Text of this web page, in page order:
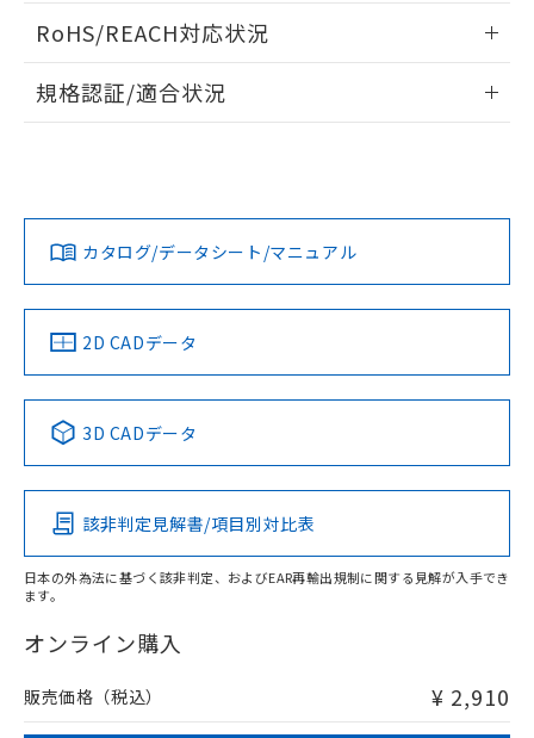
ドすることができます。
ログイン/会員登録
ダウンロードデータをご利用いただく前に、以下を必ずお読
みください。
ソフトウェアの使用条件
RoHS/REACH対応状況
EU RoHS 注意事項・凡例
対応済み
中国 RoHS 注意事項・凡例
Pb Hg Cd Cr(VI)
O
在庫等で未対応品が混在する可能性があります。
問い合わせください。
規格認証/適合状況
LR型式承認
（イギリス
船舶規格）
DNV型式承認
（ノルウェー
BV型式承認
（フランス
KR型式
（韓国
No No No No
この製品の規格認証/適合状況ページへ
その他の認証はこちらのページからご検索ください
カタログ/データシート/マニュアル
2D CADデータ
3D CADデータ
該非判定見解書/項目別対比表
日本の外為法に基づく該非判定、およびEAR再輸出規制に関する見解が入手でき
ます。
オンライン購入
販売価格（税込） ¥ 2,910
していることから、特段のことがない限
り、2022年1月12日より割愛しておりま
す。